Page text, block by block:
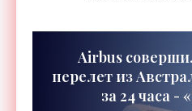
Airbus
перелет из
за 24 часа -